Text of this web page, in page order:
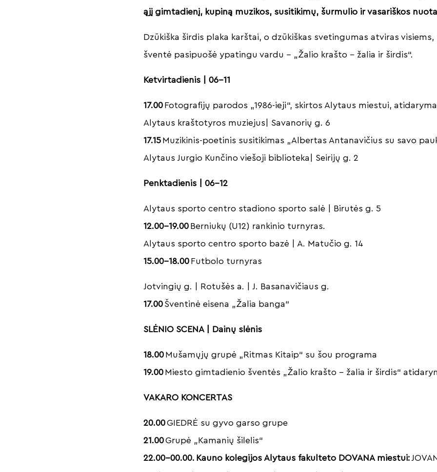
ąjį gimtadienį, kupiną muzikos, susitikimų, šurmulio ir vasariškos
Dzūkiška širdis plaka karštai, o dzūkiškas svetingumas atviras
šventė pasipuošė ypatingu vardu – „Žalio krašto – žalia ir širdis“.
Ketvirtadienis | 06-11
17.00 Fotografijų parodos „1986-ieji“, skirtos Alytaus miestui,
Alytaus kraštotyros muziejus| Savanorių g. 6
17.15 Muzikinis-poetinis susitikimas „Albertas Antanavičius su savo
Alytaus Jurgio Kunčino viešoji biblioteka| Seirijų g. 2
Penktadienis | 06-12
Alytaus sporto centro stadiono sporto salė | Birutės g. 5
12.00–19.00 Berniukų (U12) rankinio turnyras.
Alytaus sporto centro sporto bazė | A. Matučio g. 14
15.00–18.00 Futbolo turnyras
Jotvingių g. | Rotušės a. | J. Basanavičiaus g.
17.00 Šventinė eisena „Žalia banga“
SLĖNIO SCENA | Dainų slėnis
18.00 Mušamųjų grupė „Ritmas Kitaip“ su šou programa
19.00 Miesto gimtadienio šventės „Žalio krašto – žalia ir širdis“
VAKARO KONCERTAS
20.00GIEDRĖ su gyvo garso grupe
21.00Grupė „Kamanių šilelis“
22.00–00.00. Kauno kolegijos Alytaus fakulteto DOVANA miestui: